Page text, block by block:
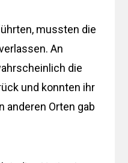
mussten die
An
die
und konnten ihr
anderen Orten gab